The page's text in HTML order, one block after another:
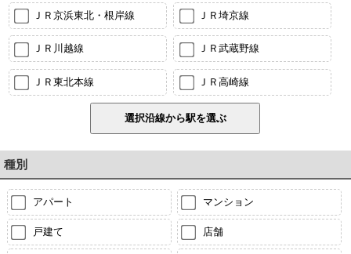
ＪＲ京浜東北・根岸線 ＪＲ埼京線
ＪＲ川越線 ＪＲ武蔵野線
ＪＲ東北本線 ＪＲ高崎線
種別
アパート マンション
戸建て 店舗